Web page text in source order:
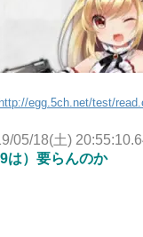
http://egg.5ch.net/test/
05/18(土)
は）要らんのか